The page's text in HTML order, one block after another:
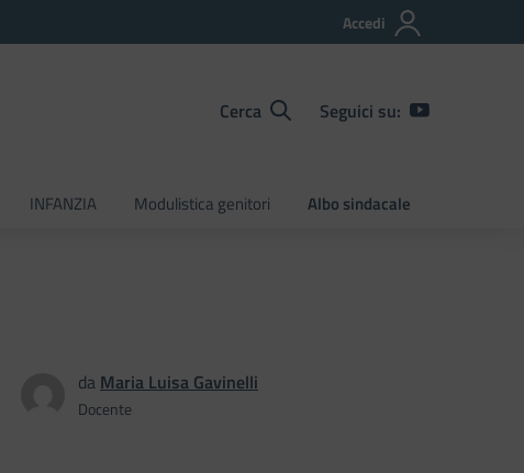
Accedi
Cerca Seguici su:
INFANZIA Modulistica genitori Albo sindacale
da Maria Luisa Gavinelli
Docente